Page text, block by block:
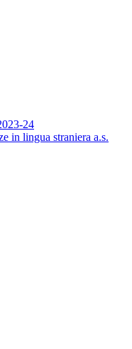
24
in lingua straniera a.s.